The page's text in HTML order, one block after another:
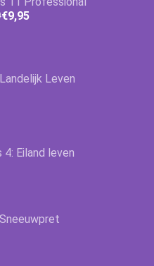
€9,95
Leven
4: Eiland leven